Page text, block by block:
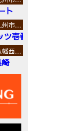
ト
州市…
壱番館
幡西…